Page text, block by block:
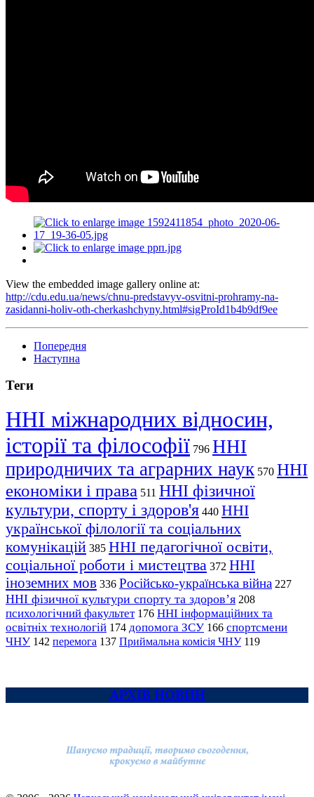
View the embedded image gallery online at:
http://cdu.edu.ua/news/chnu-predstavyv-osvitni-prohramy-na-
zasidanni-holiv-oth-cherkashchyny.html#sigProId1b4b9df9ee
Попередня
Наступна
Теги
ННІ міжнародних відносин,
історії та філософії 796 ННІ
природничих та аграрних наук 570 ННІ
економіки і права 511 ННІ фізичної
культури, спорту і здоров'я 440 ННІ
української філології та соціальних
комунікацій 385 ННІ педагогічної освіти,
соціальної роботи і мистецтва 372 ННІ
іноземних мов 336 Російсько-українська війна 227
ННІ фізичної культури спорту та здоров’я 208
психологічний факультет 176 ННІ інформаційних та
освітніх технологій 174 допомога ЗСУ 166 спортсмени
ЧНУ 142 перемога 137 Приймальна комісія ЧНУ 119
АРХІВ НОВИН